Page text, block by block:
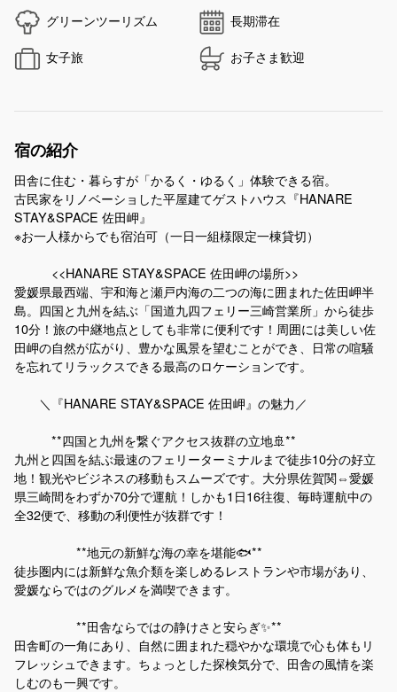
グリーンツーリズム
長期滞在
女子旅
お子さま歓迎
宿の紹介
田舎に住む・暮らすが「かるく・ゆるく」体験できる宿。
古民家をリノベーショした平屋建てゲストハウス『HANARE
STAY&SPACE 佐田岬』
※お一人様からでも宿泊可（一日一組様限定一棟貸切）
<<HANARE STAY&SPACE 佐田岬の場所>>
愛媛県最西端、宇和海と瀬戸内海の二つの海に囲まれた佐田岬半
島。四国と九州を結ぶ「国道九四フェリー三崎営業所」から徒歩
10分！旅の中継地点としても非常に便利です！周囲には美しい佐
田岬の自然が広がり、豊かな風景を望むことができ、日常の喧騒
を忘れてリラックスできる最高のロケーションです。
＼『HANARE STAY&SPACE 佐田岬』の魅力／
**四国と九州を繋ぐアクセス抜群の立地🚢**
九州と四国を結ぶ最速のフェリーターミナルまで徒歩10分の好立
地！観光やビジネスの移動もスムーズです。大分県佐賀関⇔愛媛
県三崎間をわずか70分で運航！しかも1日16往復、毎時運航中の
全32便で、移動の利便性が抜群です！
**地元の新鮮な海の幸を堪能🐟**
徒歩圏内には新鮮な魚介類を楽しめるレストランや市場があり、
愛媛ならではのグルメを満喫できます。
**田舎ならではの静けさと安らぎ✨**
田舎町の一角にあり、自然に囲まれた穏やかな環境で心も体もリ
フレッシュできます。ちょっとした探検気分で、田舎の風情を楽
しむのも一興です。